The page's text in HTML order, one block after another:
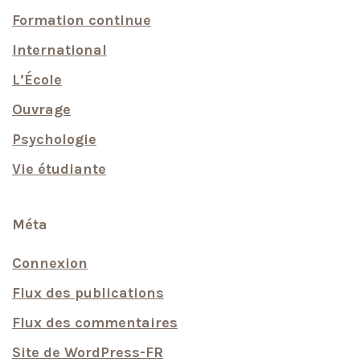
Formation continue
International
L’École
Ouvrage
Psychologie
Vie étudiante
Méta
Connexion
Flux des publications
Flux des commentaires
Site de WordPress-FR